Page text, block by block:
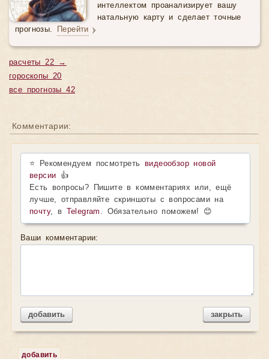
интеллектом проанализирует вашу
натальную карту и сделает точные
прогнозы. Перейти
расчеты 22 →
гороскопы 20
все прогнозы 42
Комментарии:
⭐ Рекомендуем посмотретьвидеообзор новой
версии 👍
Есть вопросы? Пишите в комментариях или, ещё
лучше, отправляйте скриншоты с вопросами на
почту, в Telegram . Обязательно поможем! 😊
Ваши комментарии:
добавить закрыть
добавить